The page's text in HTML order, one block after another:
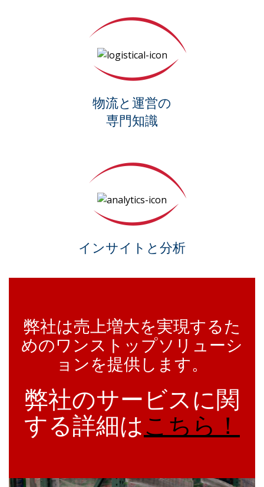
物流と運営の
専門知識
インサイトと分析
弊社は売上増大を実現するた
めのワンストップソリューシ
ョンを提供します。
弊社のサービスに関
する詳細はこちら！